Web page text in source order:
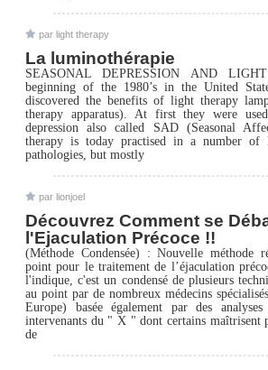
par light therapy
La luminothérapie
SEASONAL DEPRESSION AND
beginning of the 1980’s in the United
discovered the benefits of light therapy
therapy apparatus). At first they were
depression also called SAD (Seasonal
therapy is today practised in a number of
pathologies, but mostly
par lionjoel
Découvrez Comment se
l'Ejaculation Précoce !!
(Méthode Condensée) : Nouvelle méthode
point pour le traitement de l’éjaculation
l'indique, c'est un condensé de plusieurs
au point par de nombreux médecins
Europe) basée également par des analyses
intervenants du " X " dont certains maîtrisent
de